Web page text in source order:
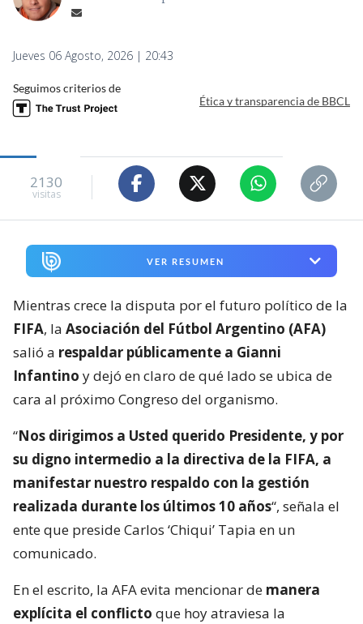
Jueves 06 Agosto, 2026 | 20:43
Seguimos criterios de
Ética y transparencia de BBCL
2130
visitas
VER RESUMEN
Mientras crece la disputa por el futuro político de la
FIFA, la Asociación del Fútbol Argentino (AFA)
salió a respaldar públicamente a Gianni
Infantino y dejó en claro de qué lado se ubica de
cara al próximo Congreso del organismo.
“Nos dirigimos a Usted querido Presidente, y por
su digno intermedio a la directiva de la FIFA, a
manifestar nuestro respaldo con la gestión
realizada durante los últimos 10 años“, señala el
ente que preside Carlos ‘Chiqui’ Tapia en un
comunicado.
En el escrito, la AFA evita mencionar de manera
explícita el conflicto que hoy atraviesa la